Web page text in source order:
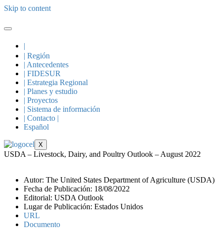
Skip to content
|
| Región
| Antecedentes
| FIDESUR
| Estrategia Regional
| Planes y estudio
| Proyectos
| Sistema de información
| Contacto |
Español
X
USDA – Livestock, Dairy, and Poultry Outlook – August 2022
Autor: The United States Department of Agriculture (USDA)
Fecha de Publicación: 18/08/2022
Editorial: USDA Outlook
Lugar de Publicación: Estados Unidos
URL
Documento